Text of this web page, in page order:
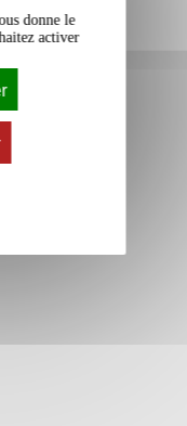
donne le
activer